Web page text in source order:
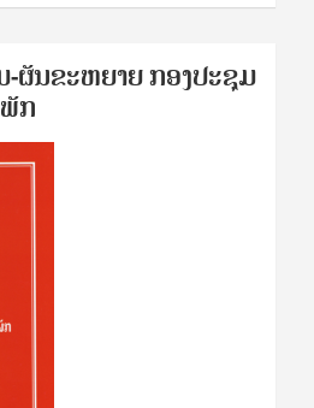
-ຜັນ​ຂະ​ຫ​ຍາຍ ກອງ​ປະ​ຊຸມ​
ກ